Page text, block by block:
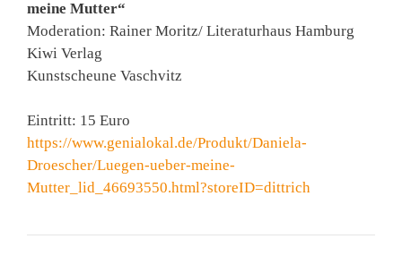
meine Mutter“
Moderation: Rainer Moritz/ Literaturhaus Hamburg
Kiwi Verlag
Kunstscheune Vaschvitz
Eintritt: 15 Euro
https://www.genialokal.de/Produkt/Daniela-
Droescher/Luegen-ueber-meine-
Mutter_lid_46693550.html?storeID=dittrich